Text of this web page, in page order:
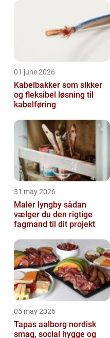
01 june 2026
Kabelbakker som sikker
og fleksibel løsning til
kabelføring
31 may 2026
Maler lyngby sådan
vælger du den rigtige
fagmand til dit projekt
05 may 2026
Tapas aalborg nordisk
smag, social hygge og